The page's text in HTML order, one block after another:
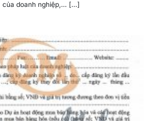
của doanh nghiệp,… [...]